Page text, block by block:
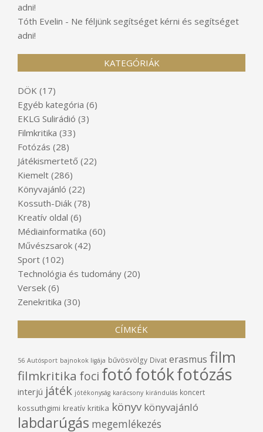
adni!
Tóth Evelin - Ne féljünk segítséget kérni és segítséget
adni!
KATEGÓRIÁK
DÖK (17)
Egyéb kategória (6)
EKLG Sulirádió (3)
Filmkritika (33)
Fotózás (28)
Játékismertető (22)
Kiemelt (286)
Könyvajánló (22)
Kossuth-Diák (78)
Kreatív oldal (6)
Médiainformatika (60)
Művészsarok (42)
Sport (102)
Technológia és tudomány (20)
Versek (6)
Zenekritika (30)
CÍMKÉK
56 Autósport bajnokok ligája bűvösvölgy Divat erasmus film
filmkritika foci fotófotókfotózás
interjú játék jótékonyság karácsony kirándulás koncert
kossuthgimi kreatív kritika könyv könyvajánló
labdarúgás megemlékezés